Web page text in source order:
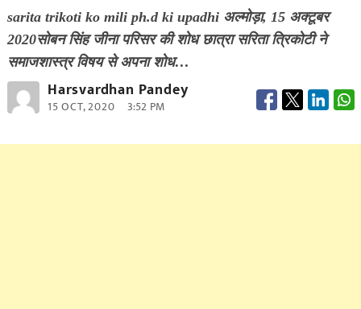
sarita trikoti ko mili ph.d ki upadhi अल्मोड़ा, 15 अक्टूबर
2020सोबन सिंह जीना परिसर की शोध छात्रा सरिता त्रिकोटी ने
समाजशास्त्र विषय से अपना शोध…
Harsvardhan Pandey
15 OCT, 2020 3:52 PM